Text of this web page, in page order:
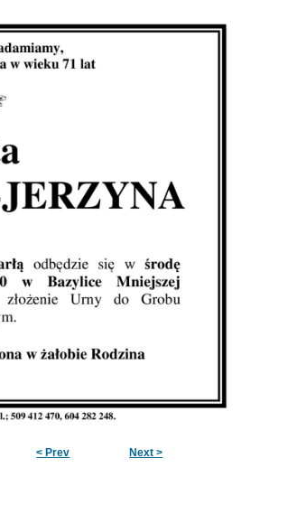
< Prev Next >